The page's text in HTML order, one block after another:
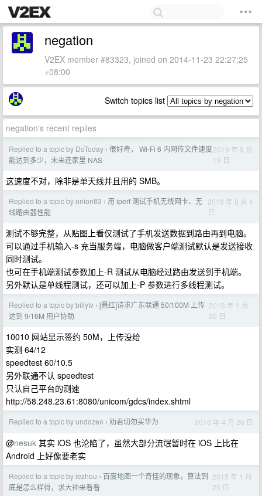
negation
V2EX member #83323, joined on 2014-11-23 22:27:25
+08:00
Switch topics list
negation's recent replies
Replied to a topic by DoToday › 很好奇， Wi-Fi 6 内网传文件速度
能达到多少，未来连家里 NAS
2019 年 9 月
19 日
这速度不对，除非是单天线并且用的 SMB。
Replied to a topic by onion83 › 用 iperf 测试手机无线网卡、无
线路由器性能
2018 年 8 月 4
日
测试不够完整，从贴图上看仅测试了手机发送数据到路由再到电脑。
可以通过手机输入-s 充当服务端，电脑做客户端测试默认是发送接收
同时测试。
也可在手机端测试参数加上-R 测试从电脑经过路由发送到手机端。
另外默认是单线程测试，还可以加上-P 参数进行多线程测试。
Replied to a topic by billytv › [悬红]请求广东联通 50/100M 上传
达到 9/16M 用户协助
2018 年 1 月
20 日
10010 网站显示签约 50M，上传没给
实测 64/12
speedtest 60/10.5
另外联通不认 speedtest
只认自己平台的测速
http://58.248.23.61:8080/unicom/gdcs/index.shtml
Replied to a topic by undozen › 劝君切勿买华为 2016 年 4 月 26 日
@nesuk 其实 iOS 也沦陷了，虽然大部分流氓暂时在 iOS 上比在
Android 上好像要老实
Replied to a topic by lezhou › 百度地图一个奇怪的现象，算法到
底是怎么样得，求大神来看看
2015 年 1 月
25 日